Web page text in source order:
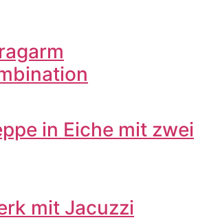
in Eiche mit zwei
mit Jacuzzi